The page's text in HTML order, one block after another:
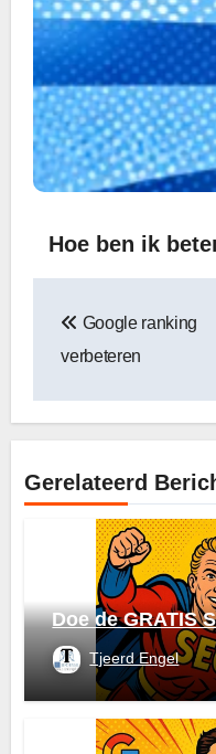
Hoe ben ik
navigatie
Google ranking
verbeteren
Gerelateerd
Doe de GRATIS
Tjeerd Engel